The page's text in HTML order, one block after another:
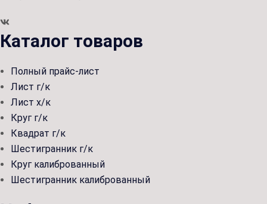
Каталог товаров
Полный прайс-лист
Лист г/к
Лист х/к
Круг г/к
Квадрат г/к
Шестигранник г/к
Круг калиброванный
Шестигранник калиброванный